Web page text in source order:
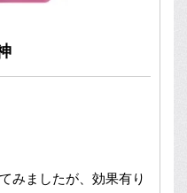
みましたが、効果有り